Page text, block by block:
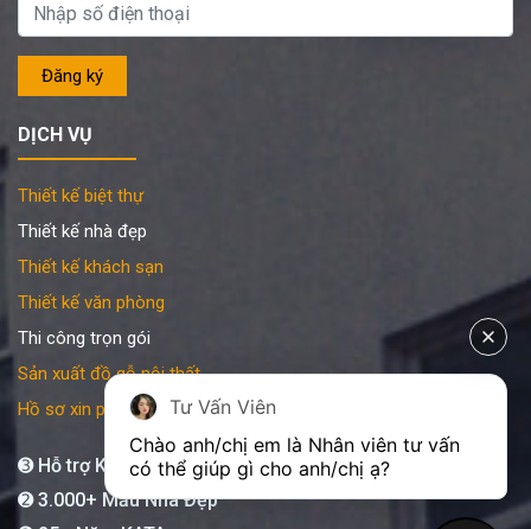
DỊCH VỤ
Thiết kế biệt thự
Thiết kế nhà đẹp
Thiết kế khách sạn
Thiết kế văn phòng
Thi công trọn gói
Sản xuất đồ gỗ nội thất
Hồ sơ xin phép xây dựng
➌ Hỗ trợ KATA 24/7
➋ 3.000+ Mẫu Nhà Đẹp
Tư Vấn Viên
Chào anh/chị em là Nhân viên tư vấn
có thể giúp gì cho anh/chị ạ?